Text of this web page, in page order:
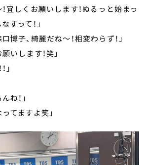
宜しくお願いします！ぬるっと始まっ
すって！」
博子、綺麗だね～！相変わらず！」
いします！笑」
」
ね！」
てますよ笑」